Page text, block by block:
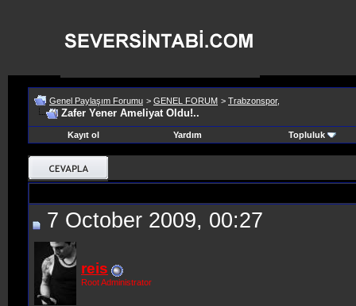
Genel Paylaşım Forumu > GENEL FORUM > Trabzonspor,
Zafer Yener Ameliyat Oldu!..
Kayıt ol Yardım Topluluk
7 October 2009, 00:27
reis
Root Administrator